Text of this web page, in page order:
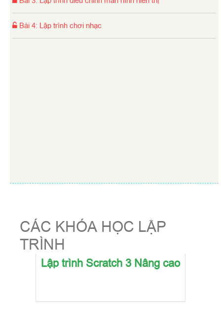
Bài 4: Lập trình chơi nhạc
CÁC KHÓA HỌC LẬP
TRÌNH
Lập trình Scratch 3 Nâng cao